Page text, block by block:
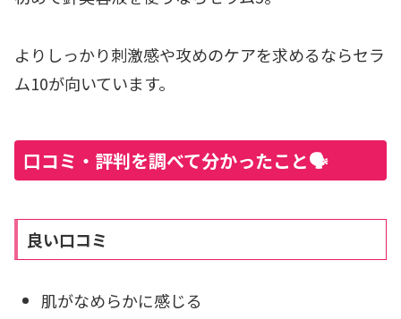
よりしっかり刺激感や攻めのケアを求めるならセラ
ム10が向いています。
口コミ・評判を調べて分かったこと🗣️
良い口コミ
肌がなめらかに感じる